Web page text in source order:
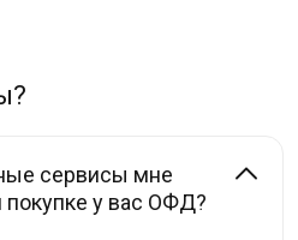
сервисы мне
покупке у вас ОФД?